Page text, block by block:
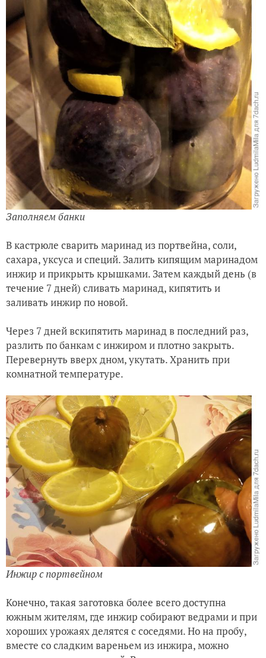
Заполняем банки
В кастрюле сварить маринад из портвейна, соли,
сахара, уксуса и специй. Залить кипящим маринадом
инжир и прикрыть крышками. Затем каждый день (в
течение 7 дней) сливать маринад, кипятить и
заливать инжир по новой.
Через 7 дней вскипятить маринад в последний раз,
разлить по банкам с инжиром и плотно закрыть.
Перевернуть вверх дном, укутать. Хранить при
комнатной температуре.
Инжир с портвейном
Конечно, такая заготовка более всего доступна
южным жителям, где инжир собирают ведрами и при
хороших урожаях делятся с соседями. Но на пробу,
вместе со сладким вареньем из инжира, можно